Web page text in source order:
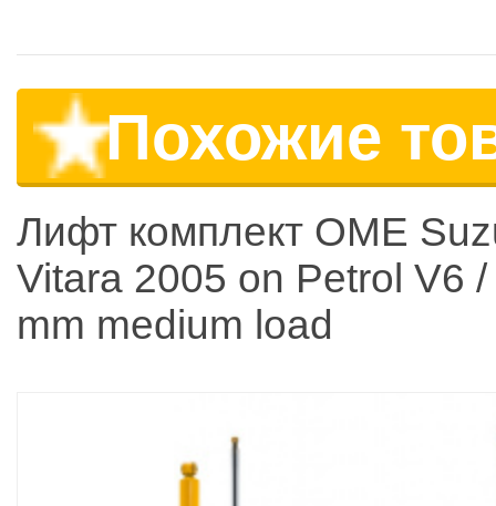
Похожие
Лифт комплект OME
Vitara 2005 on Petrol V6
mm medium load